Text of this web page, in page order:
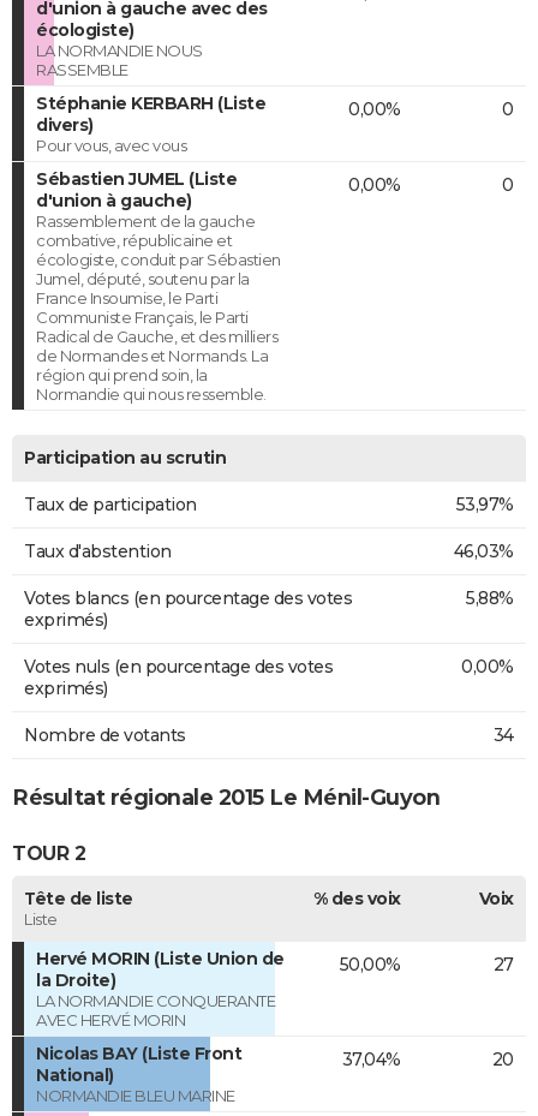
d'union à gauche avec des
écologiste)
LA NORMANDIE NOUS
RASSEMBLE
Stéphanie KERBARH (Liste
divers)
Pour vous, avec vous
0,00% 0
Sébastien JUMEL (Liste
d'union à gauche)
Rassemblement de la gauche
combative, républicaine et
écologiste, conduit par Sébastien
Jumel, député, soutenu par la
France Insoumise, le Parti
Communiste Français, le Parti
Radical de Gauche, et des milliers
de Normandes et Normands. La
région qui prend soin, la
Normandie qui nous ressemble.
0,00% 0
Participation au scrutin
Taux de participation 53,97%
Taux d'abstention 46,03%
Votes blancs (en pourcentage des votes
exprimés)
5,88%
Votes nuls (en pourcentage des votes
exprimés)
0,00%
Nombre de votants 34
Résultat régionale 2015 Le Ménil-Guyon
TOUR 2
Tête de liste
Liste
% des voix Voix
Hervé MORIN (Liste Union de
la Droite)
LA NORMANDIE CONQUERANTE
AVEC HERVÉ MORIN
50,00% 27
Nicolas BAY (Liste Front
National)
NORMANDIE BLEU MARINE
37,04% 20